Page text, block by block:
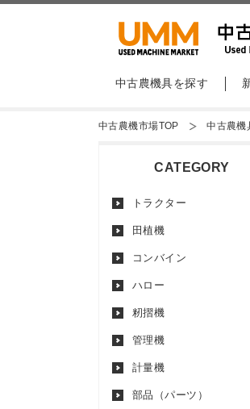
中古農機具を探す
中古農機市場TOP 中古農機
CATEGORY
トラクター
田植機
コンバイン
ハロー
籾摺機
管理機
計量機
部品（パーツ）